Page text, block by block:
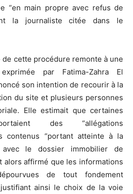
“en main propre avec refus de
la journaliste citée dans le
de cette procédure remonte à une
par Fatima-Zahra El
son intention de recourir à la
du site et plusieurs personnes
Elle estimait que certaines
des “allégations
contenus “portant atteinte à la
le dossier immobilier de
alors affirmé que les informations
de tout fondement
ainsi le choix de la voie